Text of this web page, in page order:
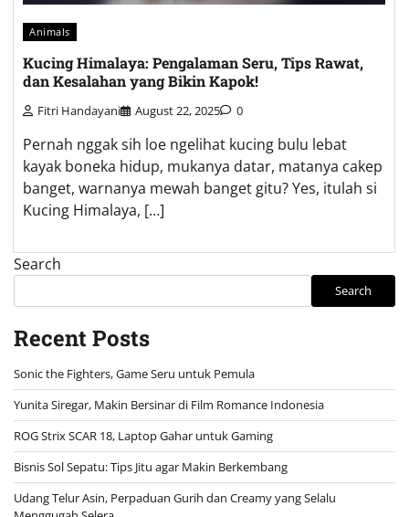
Animals
Kucing Himalaya: Pengalaman Seru, Tips Rawat,
dan Kesalahan yang Bikin Kapok!
Fitri Handayani August 22, 2025 0
Pernah nggak sih loe ngelihat kucing bulu lebat
kayak boneka hidup, mukanya datar, matanya cakep
banget, warnanya mewah banget gitu? Yes, itulah si
Kucing Himalaya, […]
Search
Search
Recent Posts
Sonic the Fighters, Game Seru untuk Pemula
Yunita Siregar, Makin Bersinar di Film Romance Indonesia
ROG Strix SCAR 18, Laptop Gahar untuk Gaming
Bisnis Sol Sepatu: Tips Jitu agar Makin Berkembang
Udang Telur Asin, Perpaduan Gurih dan Creamy yang Selalu